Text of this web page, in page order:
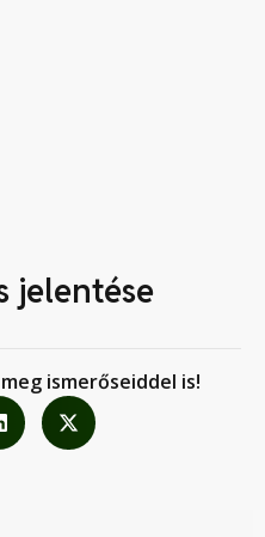
jelentése
ismerőseiddel is!